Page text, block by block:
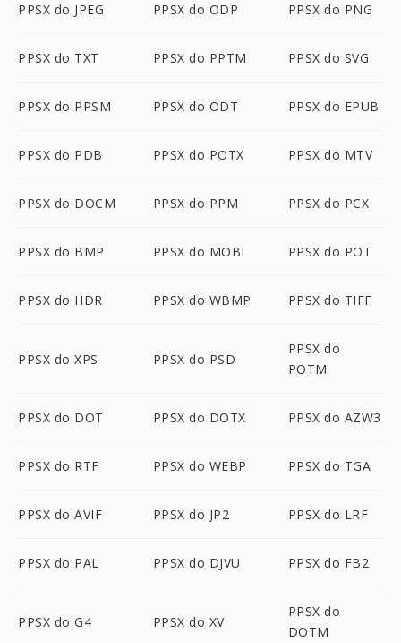
PPSX do JPEG PPSX do ODP PPSX do PNG
PPSX do TXT PPSX do PPTM PPSX do SVG
PPSX do PPSM PPSX do ODT PPSX do EPUB
PPSX do PDB PPSX do POTX PPSX do MTV
PPSX do DOCM PPSX do PPM PPSX do PCX
PPSX do BMP PPSX do MOBI PPSX do POT
PPSX do HDR PPSX do WBMP PPSX do TIFF
PPSX do XPS PPSX do PSD
PPSX do
POTM
PPSX do DOT PPSX do DOTX PPSX do AZW3
PPSX do RTF PPSX do WEBP PPSX do TGA
PPSX do AVIF PPSX do JP2 PPSX do LRF
PPSX do PAL PPSX do DJVU PPSX do FB2
PPSX do G4 PPSX do XV
PPSX do
DOTM